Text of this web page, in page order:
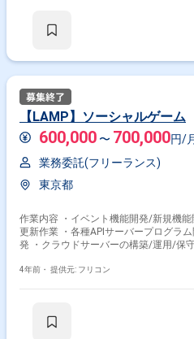
【LAMP】ソーシャルゲーム
600,000 〜 700,000円/
業務委託(フリーランス)
東京都
作業内容 ・イベント機能開発/新規機
更新作業 ・各種APIサーバープログラ
発 ・クラウドサーバーの構築/運用/保
4年前・ 提供元: フリコン